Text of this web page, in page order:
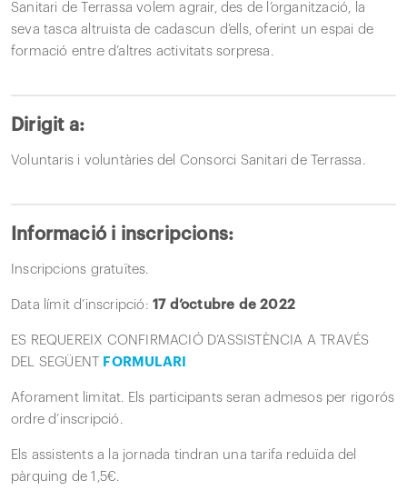
Sanitari de Terrassa volem agrair, des de l’organització, la
seva tasca altruista de cadascun d’ells, oferint un espai de
formació entre d’altres activitats sorpresa.
Dirigit a:
Voluntaris i voluntàries del Consorci Sanitari de Terrassa.
Informació i inscripcions:
Inscripcions gratuïtes.
Data límit d’inscripció: 17 d’octubre de 2022
ES REQUEREIX CONFIRMACIÓ D’ASSISTÈNCIA A TRAVÉS
DEL SEGÜENT
FORMULARI
Aforament limitat. Els participants seran admesos per rigorós
ordre d’inscripció.
Els assistents a la jornada tindran una tarifa reduïda del
pàrquing de 1,5€.